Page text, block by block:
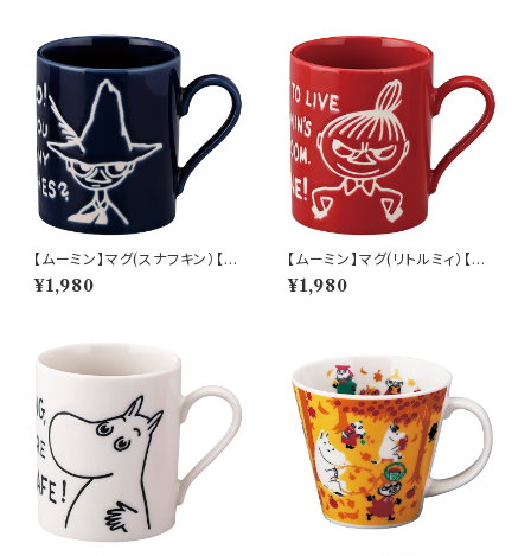
【ムーミン】マグ(スナフキン）【M
M9000】MM9003-11
¥1,980
【ムーミン】マグ(リトルミィ）【M
M9000】MM9002-11
¥1,980